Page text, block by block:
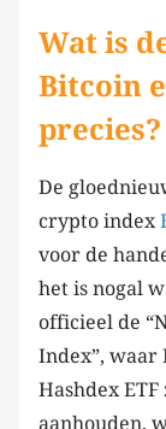
Wat is
Bitcoin
precies?
De
crypto index
voor de
het is nogal
officieel de
Index”, waar
Hashdex
aanhouden,